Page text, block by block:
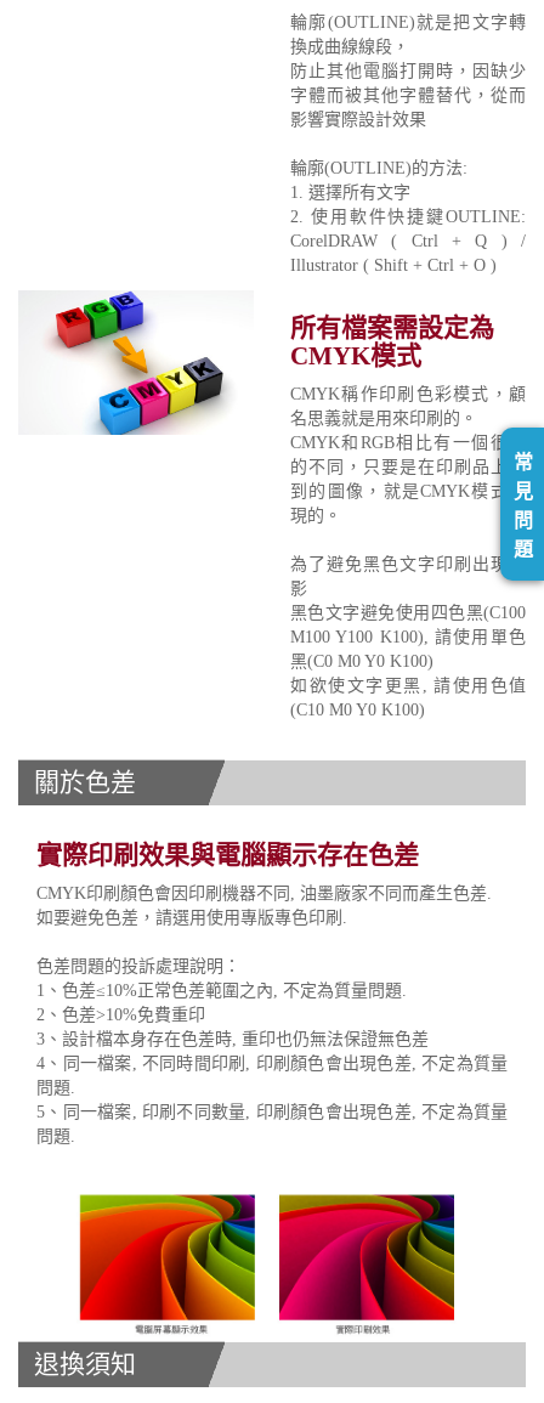
輪廓(OUTLINE)就是把文字轉
換成曲線線段，
防止其他電腦打開時，因缺少
字體而被其他字體替代，從而
影響實際設計效果
輪廓(OUTLINE)的方法:
1. 選擇所有文字
2. 使用軟件快捷鍵OUTLINE:
CorelDRAW ( Ctrl + Q ) /
Illustrator ( Shift + Ctrl + O )
所有檔案需設定為
CMYK模式
CMYK稱作印刷色彩模式，顧
名思義就是用來印刷的。
CMYK和RGB相比有一個很大
的不同，只要是在印刷品上看
到的圖像，就是CMYK模式表
現的。
為了避免黑色文字印刷出現重
影
黑色文字避免使用四色黑(C100
M100 Y100 K100), 請使用單色
黑(C0 M0 Y0 K100)
如欲使文字更黑, 請使用色值
(C10 M0 Y0 K100)
關於色差
實際印刷效果與電腦顯示存在色差
CMYK印刷顏色會因印刷機器不同, 油墨廠家不同而產生色差.
如要避免色差，請選用使用專版專色印刷.
色差問題的投訴處理說明：
1、色差≤10%正常色差範圍之內, 不定為質量問題.
2、色差>10%免費重印
3、設計檔本身存在色差時, 重印也仍無法保證無色差
4、同一檔案, 不同時間印刷, 印刷顏色會出現色差, 不定為質量
問題.
5、同一檔案, 印刷不同數量, 印刷顏色會出現色差, 不定為質量
問題.
退換須知
常
見
問
題